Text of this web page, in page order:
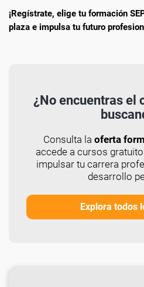
¡Regístrate, elige tu formación
plaza e impulsa tu futuro
¿No encuentras el
Consulta la oferta
accede a cursos
impulsar tu carrera
desarrollo
Explora todos